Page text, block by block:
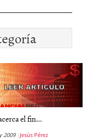
el fin...
2009 Jesús Pérez